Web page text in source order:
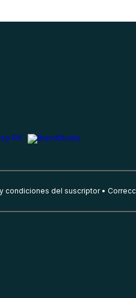
condiciones del suscriptor